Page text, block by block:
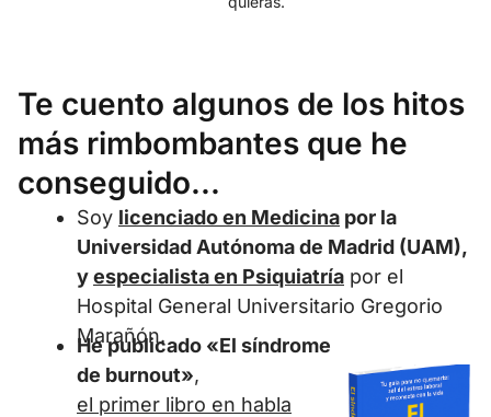
Te cuento algunos de los hitos
más rimbombantes que he
conseguido...
Soy licenciado en Medicina por la
Universidad Autónoma de Madrid (UAM),
yespecialista en Psiquiatría por el
Hospital General Universitario Gregorio
Marañón.
He publicado «El síndrome
de burnout»,
el primer libro en habla